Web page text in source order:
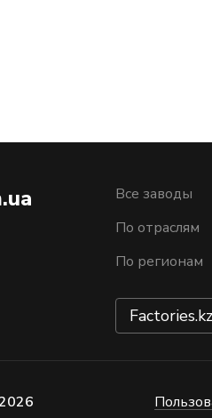
Все заводы
По отраслям
По регионам
Factories.kz